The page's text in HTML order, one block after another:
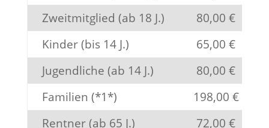
Zweitmitglied (ab 18 J.)
80,00 €
Kinder (bis 14 J.)
65,00 €
Jugendliche (ab 14 J.)
80,00 €
Familien (*1*)
198,00 €
Rentner (ab 65 J.)
72,00 €